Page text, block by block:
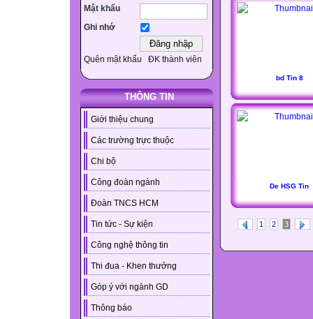
Mật khẩu
Ghi nhớ
Quên mật khẩu ĐK thành viên
THÔNG TIN
Giới thiệu chung
Các trường trực thuộc
Chi bộ
Công đoàn ngành
Đoàn TNCS HCM
Tin tức - Sự kiện
Công nghệ thông tin
Thi đua - Khen thưởng
Góp ý với ngành GD
Thông báo
bd Tin 8
De HSG Tin
1 2 3